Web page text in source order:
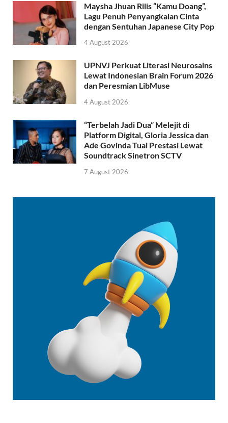
Maysha Jhuan Rilis “Kamu Doang”,
Lagu Penuh Penyangkalan Cinta
dengan Sentuhan Japanese City Pop
4 August 2026
UPNVJ Perkuat Literasi Neurosains
Lewat Indonesian Brain Forum 2026
dan Peresmian LibMuse
4 August 2026
“Terbelah Jadi Dua” Melejit di
Platform Digital, Gloria Jessica dan
Ade Govinda Tuai Prestasi Lewat
Soundtrack Sinetron SCTV
7 August 2026